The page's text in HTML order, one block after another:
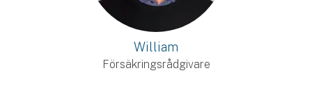
William
Försäkringsrådgivare